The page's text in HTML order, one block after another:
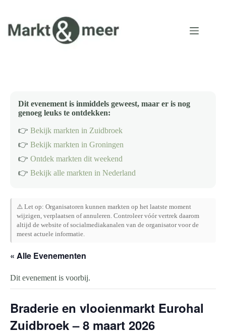
inhoud
Dit evenement is inmiddels geweest, maar er is nog
genoeg leuks te ontdekken:
👉 Bekijk markten in Zuidbroek
👉 Bekijk markten in Groningen
👉 Ontdek markten dit weekend
👉 Bekijk alle markten in Nederland
⚠️ Let op: Organisatoren kunnen markten op het laatste moment
wijzigen, verplaatsen of annuleren. Controleer vóór vertrek daarom
altijd de website of socialmediakanalen van de organisator voor de
meest actuele informatie.
« Alle Evenementen
Dit evenement is voorbij.
Braderie en vlooienmarkt Eurohal
Zuidbroek – 8 maart 2026